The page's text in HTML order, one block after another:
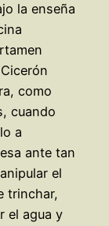
la enseña
como
cuando
a
ante tan
el
trinchar,
el agua y